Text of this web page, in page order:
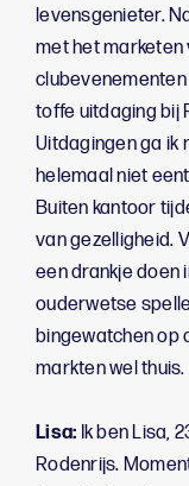
levensgenieter.
met het
toffe uitdaging bij
Uitdagingen ga ik
helemaal niet
Buiten kantoor
van gezelligheid.
een drankje doen
ouderwetse
bingewatchen op
markten wel thuis.
Lisa: Ik ben Lisa,
Rodenrijs.